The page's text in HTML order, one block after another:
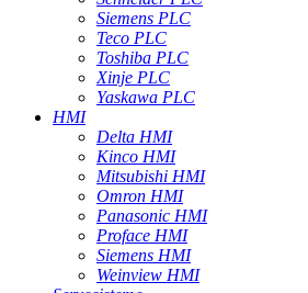
Siemens PLC
Teco PLC
Toshiba PLC
Xinje PLC
Yaskawa PLC
HMI
Delta HMI
Kinco HMI
Mitsubishi HMI
Omron HMI
Panasonic HMI
Proface HMI
Siemens HMI
Weinview HMI